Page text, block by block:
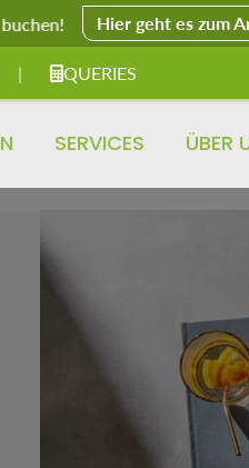
Hier geht es zum
| QUERIES
SERVICES ÜBER